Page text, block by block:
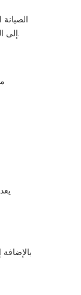
إلى الزنجار الفضي الرمادي، والذي يجده العديد من المالكين جذابًا. ومع ذلك، إذا كان اللون الأصلي مفضلاً، فيمكن للعلاجات الدورية بزيوت خشب الساج أو المواد المانعة للتسرب أن تحافظ على لونه الذهبي.